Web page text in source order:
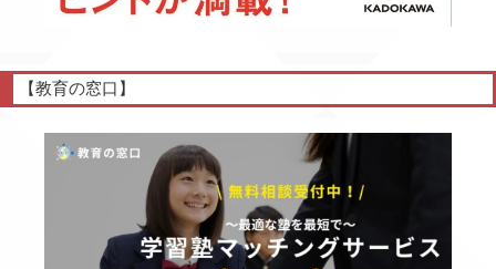
【教育の窓口】